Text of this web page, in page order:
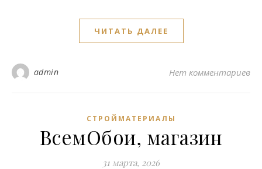
ЧИТАТЬ ДАЛЕЕ
admin Нет комментариев
СТРОЙМАТЕРИАЛЫ
ВсемОбои, магазин
31 марта, 2026